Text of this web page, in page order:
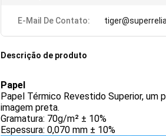
E-Mail De Contato:
Descrição de produto
Papel
Papel Térmico Revestido Superior,
imagem preta.
Gramatura: 70g/m² ± 10%
Espessura: 0,070 mm ± 10%